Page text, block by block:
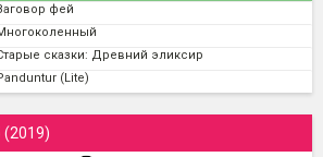
фей
сказки: Древний эликсир
(Lite)
(2019)